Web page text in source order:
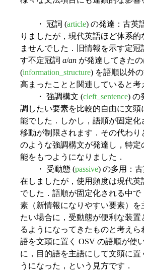
・ 冠詞 (article) の発達：古英
りましたが，現代英語ほど体系的
ませんでした．旧情報を示す定冠
す不定冠詞 a/an が発達してきた
(information_structure) を語順以外
高まったことと関連していると考
・ 強調構文 (cleft_sentence) の
調したい要素を比較的自由に文
能でした．しかし，語順が固定化
移動が制限されます．その代わり
のような強調構文が発達し，特
能をもつようになりました．
・ 受動態 (passive) の多用：
在しましたが，使用頻度は現代英
でした．語順が固定化される中
素（新情報になりやすい要素）を
たい場合に，受動態が便利な装
るようになってきたものと考え
語を文頭に置く OSV の語順が使
に，目的語を主語にして文頭に置
うになった，という見方です．